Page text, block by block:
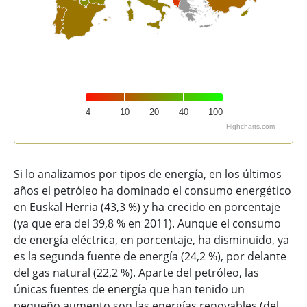
4 10 20 40 100
Highcharts.com
Si lo analizamos por tipos de energía, en los últimos
años el petróleo ha dominado el consumo energético
en Euskal Herria (43,3 %) y ha crecido en porcentaje
(ya que era del 39,8 % en 2011). Aunque el consumo
de energía eléctrica, en porcentaje, ha disminuido, ya
es la segunda fuente de energía (24,2 %), por delante
del gas natural (22,2 %). Aparte del petróleo, las
únicas fuentes de energía que han tenido un